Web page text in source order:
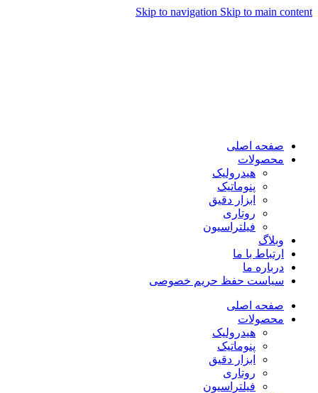
Skip to navigation Skip to main content
صفحه اصلی
محصولات
هیدرولیک
پنوماتیک
ابزار دقیق
روتاری
فیلتراسیون
وبلاگ
ارتباط با ما
درباره ما
سیاست حفظ حریم خصوصی
صفحه اصلی
محصولات
هیدرولیک
پنوماتیک
ابزار دقیق
روتاری
فیلتراسیون